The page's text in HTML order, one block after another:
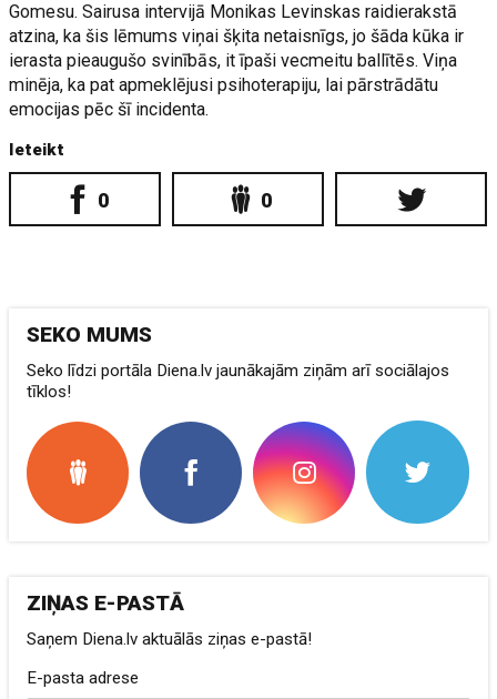
Gomesu. Sairusa intervijā Monikas Levinskas raidierakstā
atzina, ka šis lēmums viņai šķita netaisnīgs, jo šāda kūka ir
ierasta pieaugušo svinībās, it īpaši vecmeitu ballītēs. Viņa
minēja, ka pat apmeklējusi psihoterapiju, lai pārstrādātu
emocijas pēc šī incidenta.
Ieteikt
0 0
SEKO MUMS
Seko līdzi portāla Diena.lv jaunākajām ziņām arī sociālajos
tīklos!
ZIŅAS E-PASTĀ
Saņem Diena.lv aktuālās ziņas e-pastā!
E-pasta adrese